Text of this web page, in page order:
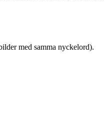
med samma nyckelord).